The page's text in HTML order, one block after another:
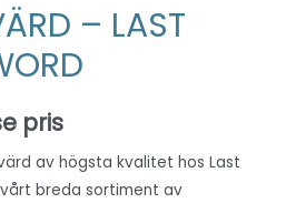
– LAST
pris
av högsta kvalitet hos Last
breda sortiment av